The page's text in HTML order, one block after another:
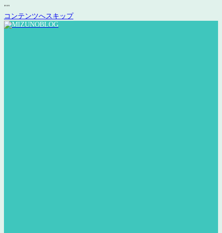
""
コンテンツへスキップ